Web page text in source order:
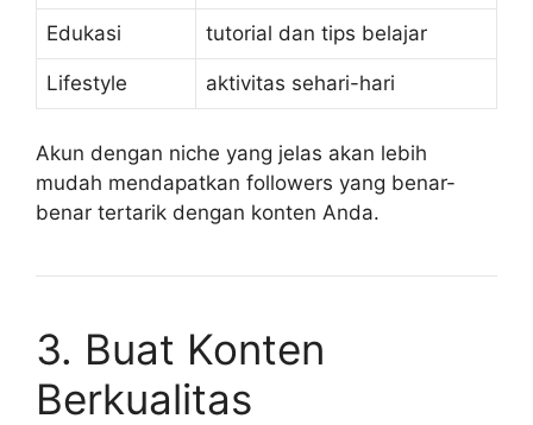
Edukasi tutorial dan tips belajar
Lifestyle aktivitas sehari-hari
Akun dengan niche yang jelas akan lebih
mudah mendapatkan followers yang benar-
benar tertarik dengan konten Anda.
3. Buat Konten
Berkualitas